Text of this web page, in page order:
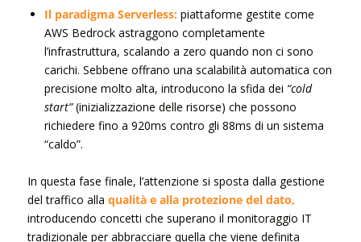
Il paradigma Serverless:piattaforme gestite come
AWS Bedrock astraggono completamente
l’infrastruttura, scalando a zero quando non ci sono
carichi. Sebbene offrano una scalabilità automatica con
precisione molto alta, introducono la sfida dei “cold
start”(inizializzazione delle risorse) che possono
richiedere fino a 920ms contro gli 88ms di un sistema
“caldo”.
In questa fase finale, l’attenzione si sposta dalla gestione
del traffico alla qualità e alla protezione del dato,
introducendo concetti che superano il monitoraggio IT
tradizionale per abbracciare quella che viene definita